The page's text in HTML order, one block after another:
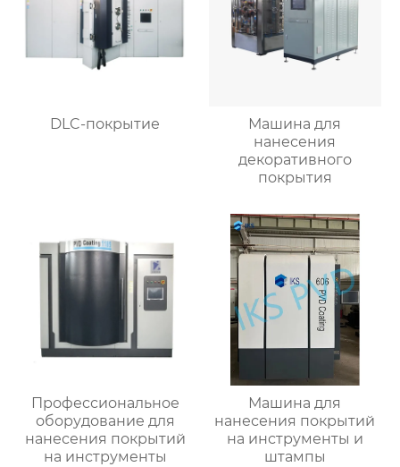
DLC-покрытие
Машина для
нанесения
декоративного
покрытия
Профессиональное
оборудование для
нанесения покрытий
на инструменты
Машина для
нанесения покрытий
на инструменты и
штампы